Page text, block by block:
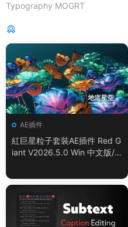
Typography MOGRT
AE插件
紅巨星粒子套裝AE插件 Red G
iant V2026.5.0 Win 中文版/